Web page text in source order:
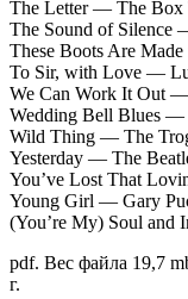
The Letter — The Box
The Sound of Silence
These Boots Are
To Sir, with Love —
We Can Work It Out
Wedding Bell Blues —
Wild Thing — The
Yesterday — The
You’ve Lost That
Young Girl — Gary
(You’re My) Soul and
pdf. Вес файла 19,7
г.